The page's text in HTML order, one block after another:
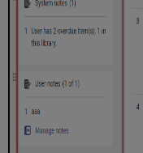
Gérer
les